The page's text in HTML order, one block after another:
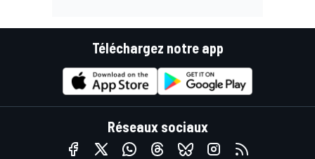
Téléchargez notre app
Réseaux sociaux